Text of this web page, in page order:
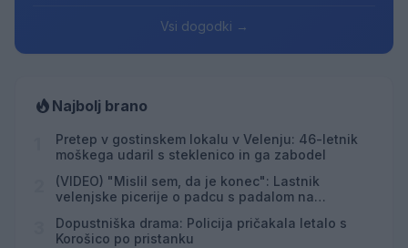
Vsi dogodki →
Najbolj brano
Pretep v gostinskem lokalu v Velenju: 46-letnik
moškega udaril s steklenico in ga zabodel
(VIDEO) "Mislil sem, da je konec": Lastnik
velenjske picerije o padcu s padalom na
Dopustniška drama: Policija pričakala letalo s
Korošico po pristanku